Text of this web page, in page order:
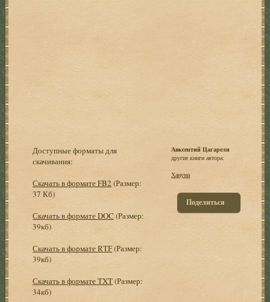
Доступные форматы для
скачивания:
Скачать в формате FB2 (Размер:
37 Кб)
Скачать в формате DOC (Размер:
39кб)
Скачать в формате RTF(Размер:
39кб)
Скачать в формате TXT(Размер:
34кб)
Авксентий Цагарели
другие книги автора:
Ханума
Поделиться